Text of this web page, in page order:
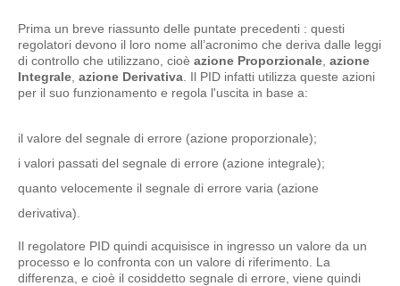
Prima un breve riassunto delle puntate precedenti : questi
regolatori devono il loro nome all’acronimo che deriva dalle leggi
di controllo che utilizzano, cioè azione Proporzionale azione
Integrale azione Derivativa . Il PID infatti utilizza queste azioni
per il suo funzionamento e regola l'uscita in base a:
il valore del segnale di errore (azione proporzionale);
i valori passati del segnale di errore (azione integrale);
quanto velocemente il segnale di errore varia (azione
derivativa).
Il regolatore PID quindi acquisisce in ingresso un valore da un
processo e lo confronta con un valore di riferimento. La
differenza, e cioè il cosiddetto segnale di errore, viene quindi